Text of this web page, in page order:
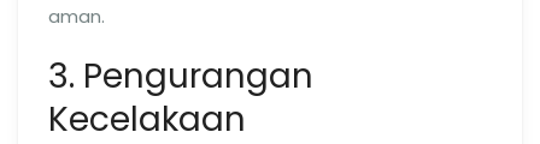
aman.
3. Pengurangan
Kecelakaan